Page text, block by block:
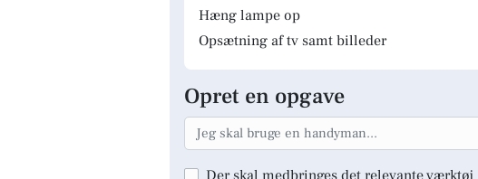
Hæng lampe op
Opsætning af tv samt billeder
Opret en opgave
Der skal medbringes det relevante værktøj